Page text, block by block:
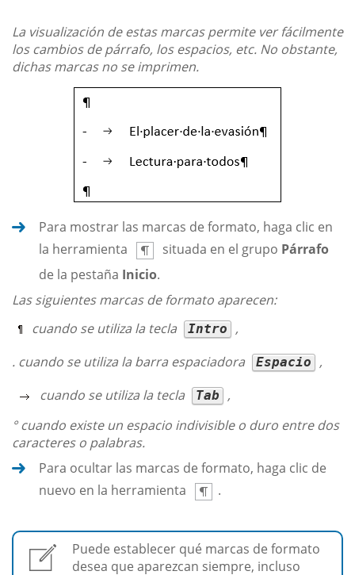
La visualización de estas marcas permite ver fácilmente
los cambios de párrafo, los espacios, etc. No obstante,
dichas marcas no se imprimen.
Para mostrar las marcas de formato, haga clic en
la herramienta
situada en el grupo Párrafo
de la pestaña Inicio.
Las siguientes marcas de formato aparecen:
cuando se utiliza la tecla
Intro
,
. cuando se utiliza la barra espaciadora
Espacio
,
cuando se utiliza la tecla
Tab
,
° cuando existe un espacio indivisible o duro entre dos
caracteres o palabras.
Para ocultar las marcas de formato, haga clic de
nuevo en la herramienta
.
Puede establecer qué marcas de formato
desea que aparezcan siempre, incluso